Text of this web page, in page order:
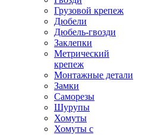
Грузовой крепеж
Дюбели
Дюбель-гвозди
Заклепки
Метрический
крепеж
Монтажные детали
Замки
Саморезы
Шурупы
Хомуты
Хомуты с